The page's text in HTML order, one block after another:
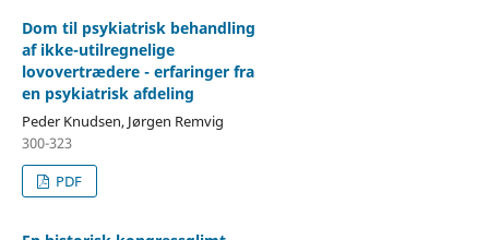
Dom til psykiatrisk behandling
af ikke-utilregnelige
lovovertrædere - erfaringer fra
en psykiatrisk afdeling
Peder Knudsen, Jørgen Remvig
300-323
PDF